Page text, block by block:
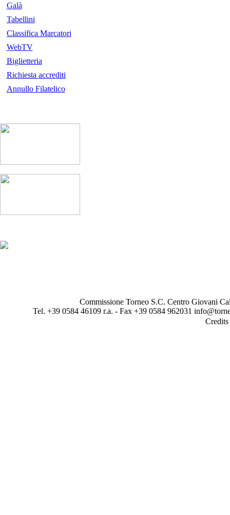
Galà
Tabellini
Classifica Marcatori
WebTV
Biglietteria
Richiesta accrediti
Annullo Filatelico
Commissione Torneo S.C. Centro Giovani
Tel. +39 0584 46109 r.a. - Fax +39 0584 962031
Credits